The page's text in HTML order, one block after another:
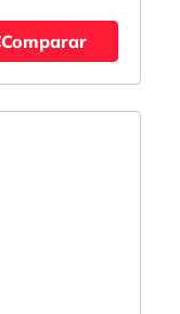
Comparar